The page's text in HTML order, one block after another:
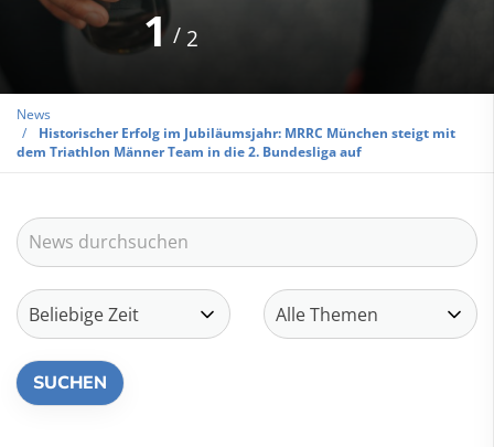
1 2
News
Historischer Erfolg im Jubiläumsjahr: MRRC München steigt mit
dem Triathlon Männer Team in die 2. Bundesliga auf